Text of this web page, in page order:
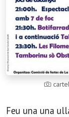
Feu una una